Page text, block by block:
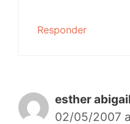
Responder
esther abigail
02/05/2007